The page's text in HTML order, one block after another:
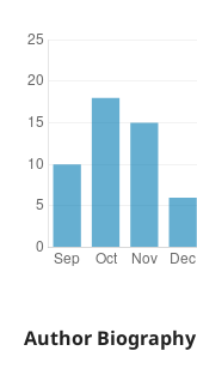
Author Biography